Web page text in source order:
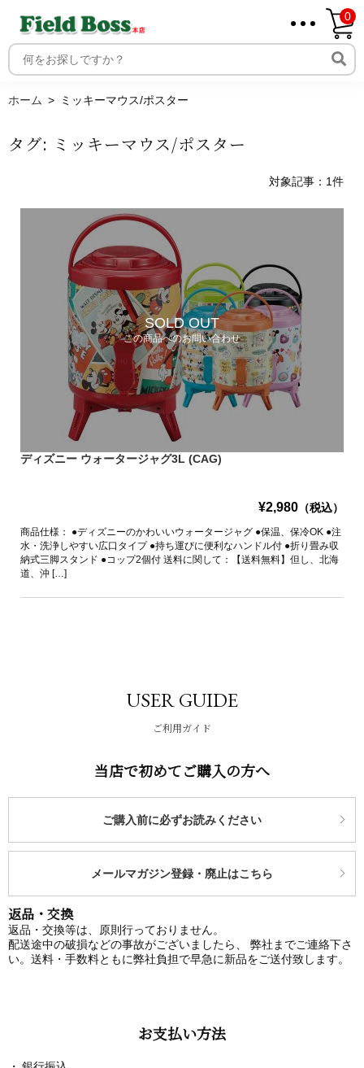
ホーム
新規会員登録
0
ホーム ミッキーマウス/ポスター
タグ: ミッキーマウス/ポスター
対象記事：1件
SOLD OUT
この商品へのお問い合わせ
ディズニー ウォータージャグ3L (CAG)
¥2,980 （税込）
商品仕様： ●ディズニーのかわいいウォータージャグ ●保温、保冷OK ●注
水・洗浄しやすい広口タイプ ●持ち運びに便利なハンドル付 ●折り畳み収
納式三脚スタンド ●コップ2個付 送料に関して：【送料無料】但し、北海
道、沖 […]
USER GUIDE
ご利用ガイド
当店で初めてご購入の方へ
ご購入前に必ずお読みください
メールマガジン登録・廃止はこちら
返品・交換
返品・交換等は、原則行っておりません。
配送途中の破損などの事故がございましたら、 弊社までご連絡下さ
い。送料・手数料ともに弊社負担で早急に新品をご送付致します。
お支払い方法